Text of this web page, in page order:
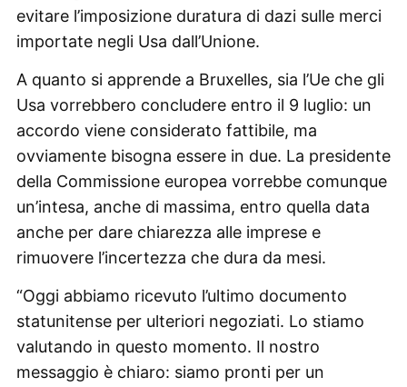
evitare l’imposizione duratura di dazi sulle merci
importate negli Usa dall’Unione.
A quanto si apprende a Bruxelles, sia l’Ue che gli
Usa vorrebbero concludere entro il 9 luglio: un
accordo viene considerato fattibile, ma
ovviamente bisogna essere in due. La presidente
della Commissione europea vorrebbe comunque
un’intesa, anche di massima, entro quella data
anche per dare chiarezza alle imprese e
rimuovere l’incertezza che dura da mesi.
“Oggi abbiamo ricevuto l’ultimo documento
statunitense per ulteriori negoziati. Lo stiamo
valutando in questo momento. Il nostro
messaggio è chiaro: siamo pronti per un